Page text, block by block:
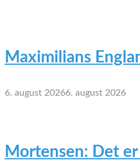
Maximilians
6. august 20266. august 2026
Mortensen: Det